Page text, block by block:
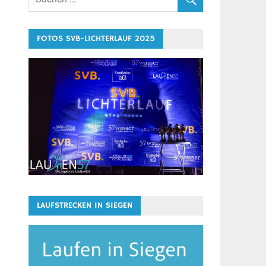
FOTOS SVB-LICHTERLAUF 2025
LAUFSTRECKEN IN SIEGEN